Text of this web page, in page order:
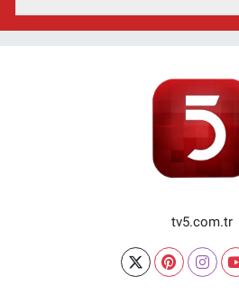
tv5.com.tr